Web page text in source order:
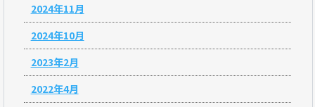
2024年11月
2024年10月
2023年2月
2022年4月